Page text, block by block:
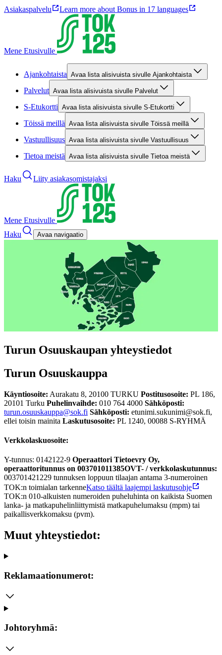
Asiakaspalvelu Learn more about Bonus in 17 languages
Mene Etusivulle
Ajankohtaista Avaa lista alisivuista sivulle Ajankohtaista
Palvelut Avaa lista alisivuista sivulle Palvelut
S-Etukortti Avaa lista alisivuista sivulle S-Etukortti
Töissä meillä Avaa lista alisivuista sivulle Töissä meillä
Vastuullisuus Avaa lista alisivuista sivulle Vastuullisuus
Tietoa meistä Avaa lista alisivuista sivulle Tietoa meistä
Haku Liity asiakasomistajaksi
Mene Etusivulle
Haku
Avaa navigaatio
Turun Osuuskaupan yhteystiedot
Turun Osuuskauppa
Käyntiosoite: Aurakatu 8, 20100 TURKU Postitusosoite: PL 186,
20101 Turku Puhelinvaihde: 010 764 4000 Sähköposti:
turun.osuuskauppa@sok.fi Sähköposti: etunimi.sukunimi@sok.fi,
ellei toisin mainita Laskutusosoite: PL 1240, 00088 S-RYHMÄ
Verkkolaskuosoite:
Y-tunnus: 0142122-9 Operaattori Tietoevry Oy,
operaattoritunnus on 003701011385OVT- / verkkolaskutunnus:
003701421229 tunnuksen loppuun tilaajan antama 3-numeroinen
TOK:n toimialan tarkenneKatso täältä laajempi laskutusohje
TOK:n 010-alkuisten numeroiden puheluhinta on kaikista Suomen
lanka- ja matkapuhelinliittymistä matkapuhelumaksu (mpm) tai
paikallisverkkomaksu (pvm).
Muut yhteystiedot:
Reklamaationumerot:
Johtoryhmä: